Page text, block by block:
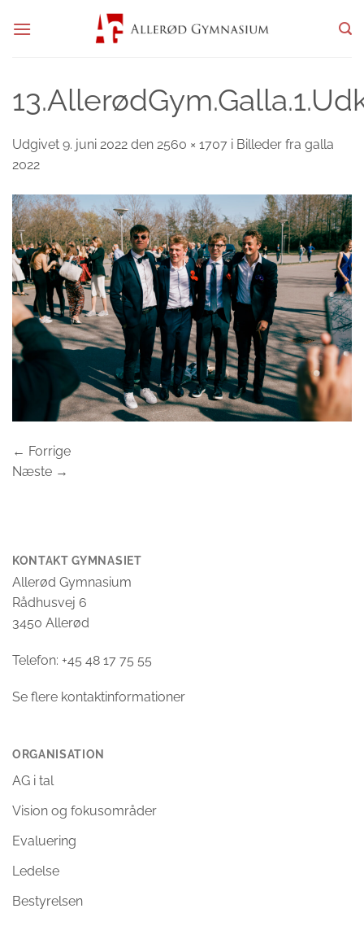
Udgivet 9. juni 2022 den 2560 × 1707 i Billeder fra galla
2022
← Forrige
Næste →
KONTAKT GYMNASIET
Allerød Gymnasium
Rådhusvej 6
3450 Allerød
Telefon: +45 48 17 75 55
Se flere kontaktinformationer
ORGANISATION
AG i tal
Vision og fokusområder
Evaluering
Ledelse
Bestyrelsen